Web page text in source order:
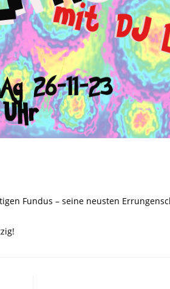
Fundus – seine neusten